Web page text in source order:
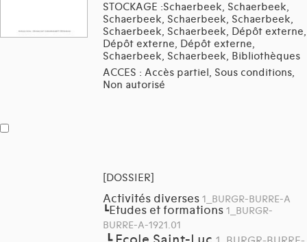
STOCKAGE :Schaerbeek, Schaerbeek,
Schaerbeek, Schaerbeek, Schaerbeek,
Schaerbeek, Schaerbeek, Dépôt externe,
Dépôt externe, Dépôt externe,
Schaerbeek, Schaerbeek, Bibliothèques
ACCES : Accès partiel, Sous conditions,
Non autorisé
[DOSSIER]
Activités diverses 1_BURGR-BURRE-A
┗Etudes et formations 1_BURGR-
BURRE-A-1921.01